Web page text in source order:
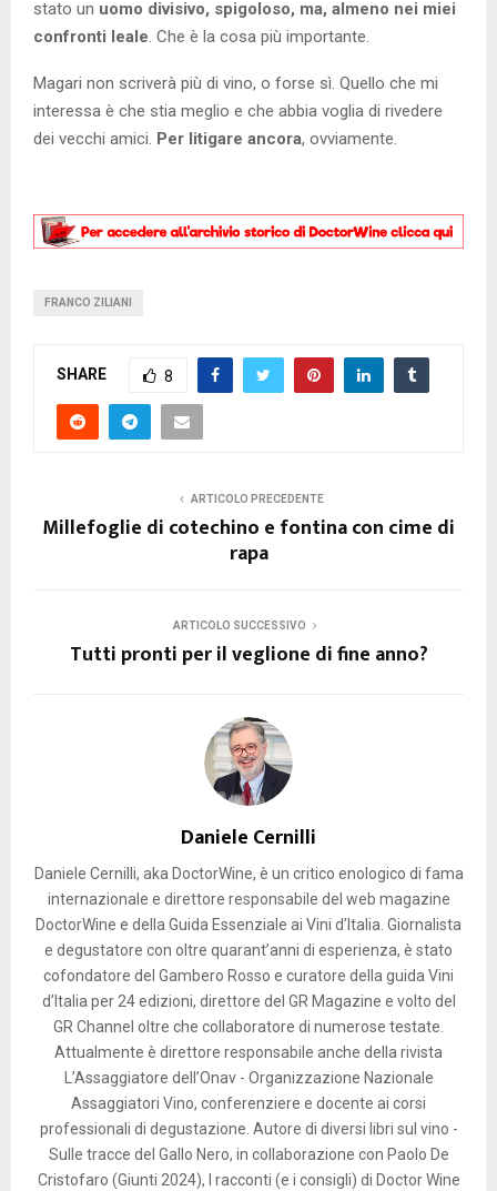
stato un uomo divisivo, spigoloso, ma, almeno nei miei
confronti leale. Che è la cosa più importante.
Magari non scriverà più di vino, o forse sì. Quello che mi
interessa è che stia meglio e che abbia voglia di rivedere
dei vecchi amici. Per litigare ancora, ovviamente.
FRANCO ZILIANI
SHARE 8
ARTICOLO PRECEDENTE
Millefoglie di cotechino e fontina con cime di
rapa
ARTICOLO SUCCESSIVO
Tutti pronti per il veglione di fine anno?
Daniele Cernilli
Daniele Cernilli, aka DoctorWine, è un critico enologico di fama
internazionale e direttore responsabile del web magazine
DoctorWine e della Guida Essenziale ai Vini d’Italia. Giornalista
e degustatore con oltre quarant’anni di esperienza, è stato
cofondatore del Gambero Rosso e curatore della guida Vini
d’Italia per 24 edizioni, direttore del GR Magazine e volto del
GR Channel oltre che collaboratore di numerose testate.
Attualmente è direttore responsabile anche della rivista
L’Assaggiatore dell’Onav - Organizzazione Nazionale
Assaggiatori Vino, conferenziere e docente ai corsi
professionali di degustazione. Autore di diversi libri sul vino -
Sulle tracce del Gallo Nero, in collaborazione con Paolo De
Cristofaro (Giunti 2024), I racconti (e i consigli) di Doctor Wine